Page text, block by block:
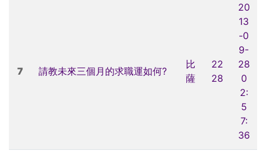
7 請教未來三個月的求職運如何?
比
薩
22
28
20
13
-0
9-
28
0
2:
5
7:
36